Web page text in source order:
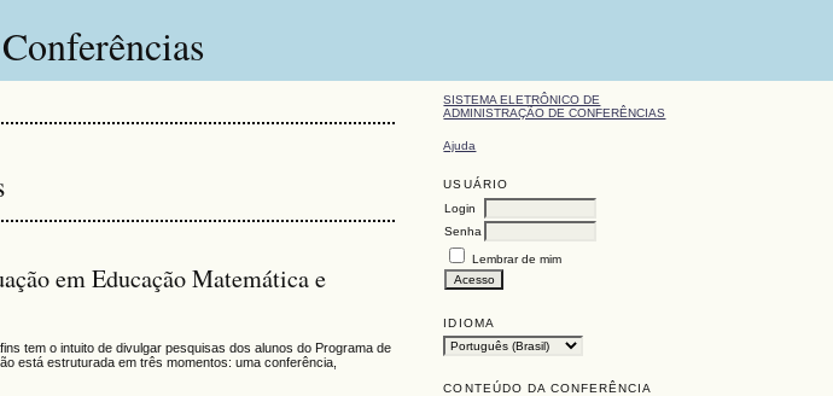
SISTEMA ELETRÔNICO DE
ADMINISTRAÇÃO DE CONFERÊNCIAS
Ajuda
USUÁRIO
Login
Senha
Lembrar de mim
IDIOMA
CONTEÚDO DA CONFERÊNCIA
em Educação Matemática e
tem o intuito de divulgar pesquisas dos alunos do Programa de
está estruturada em três momentos: uma conferência,